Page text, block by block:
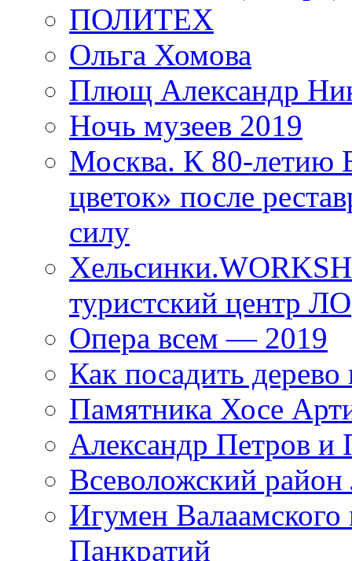
ПОЛИТЕХ
Ольга Хомова
Плющ Александр
Ночь музеев 2019
Москва. К 80-
цветок» после
силу
туристский центр ЛО
Опера всем — 2019
Как посадить дерево
Памятника Хосе
Александр Петров и
Всеволожский район
Игумен
Панкратий